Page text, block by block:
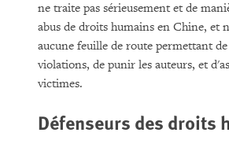
ne traite pas sérieusement et de
abus de droits humains en Chine, et
aucune feuille de route permettant
violations, de punir les auteurs, et
victimes.
Défenseurs des droits